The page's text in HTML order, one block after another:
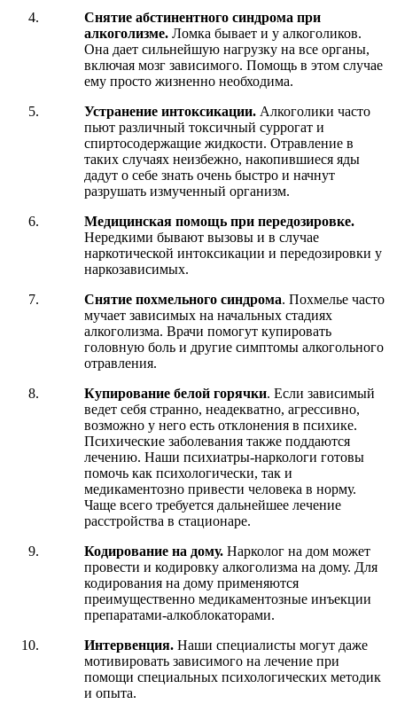
Снятие абстинентного синдрома при
алкоголизме. Ломка бывает и у алкоголиков.
Она дает сильнейшую нагрузку на все органы,
включая мозг зависимого. Помощь в этом случае
ему просто жизненно необходима.
Устранение интоксикации. Алкоголики часто
пьют различный токсичный суррогат и
спиртосодержащие жидкости. Отравление в
таких случаях неизбежно, накопившиеся яды
дадут о себе знать очень быстро и начнут
разрушать измученный организм.
Медицинская помощь при передозировке.
Нередкими бывают вызовы и в случае
наркотической интоксикации и передозировки у
наркозависимых.
Снятие похмельного синдрома. Похмелье часто
мучает зависимых на начальных стадиях
алкоголизма. Врачи помогут купировать
головную боль и другие симптомы алкогольного
отравления.
Купирование белой горячки. Если зависимый
ведет себя странно, неадекватно, агрессивно,
возможно у него есть отклонения в психике.
Психические заболевания также поддаются
лечению. Наши психиатры-наркологи готовы
помочь как психологически, так и
медикаментозно привести человека в норму.
Чаще всего требуется дальнейшее лечение
расстройства в стационаре.
Кодирование на дому. Нарколог на дом может
провести и кодировку алкоголизма на дому. Для
кодирования на дому применяются
преимущественно медикаментозные инъекции
препаратами-алкоблокаторами.
Интервенция.Наши специалисты могут даже
мотивировать зависимого на лечение при
помощи специальных психологических методик
и опыта.